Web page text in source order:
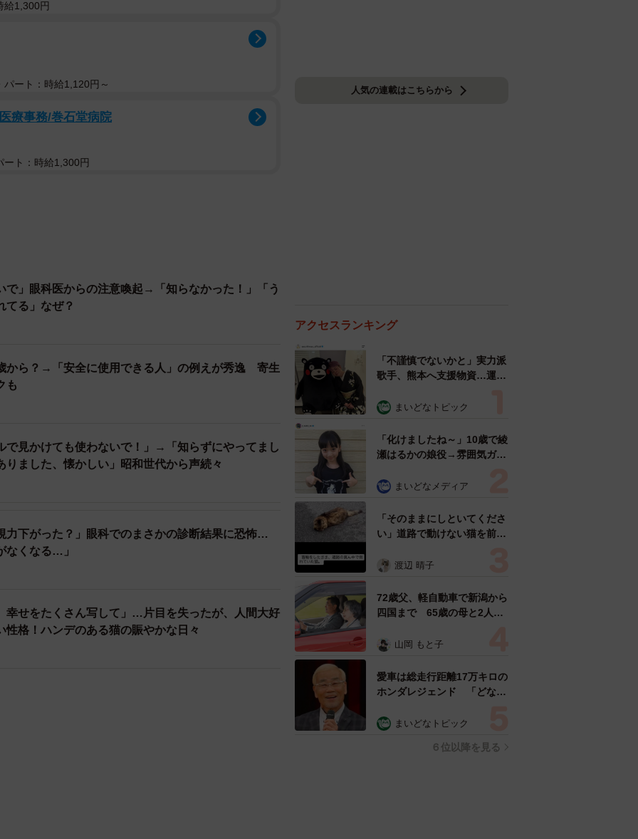
給1,300円
パート：時給1,120円～
療事務/巻⽯堂病院
ート：時給1,300円
で」眼科医からの注意喚起→「知らなかった！」「う
てる」なぜ？
から？→「安全に使用できる人」の例えが秀逸 寄生
も
で見かけても使わないで！」→「知らずにやってまし
ました、懐かしい」昭和世代から声続々
力下がった？」眼科でのまさかの診断結果に恐怖…
なくなる…」
幸せをたくさん写して」…片目を失ったが、人間大好
性格！ハンデのある猫の賑やかな日々
人気の連載はこちらから
アクセスランキング
「不謹慎でないかと」実力派
歌手、熊本へ支援物資…運搬
めらい 「痛いほど伝わる」
まいどなトピック
「化けましたね～」10歳で綾
瀬はるかの娘役→雰囲気ガラ
雰囲気が」「宝塚に入れそ
まいどなメディア
「そのままにしといてくださ
い」道路で動けない猫を前に
ようとした4日間 「命の重
表の訴え
渡辺 晴子
72歳父、軽自動車で新潟から
四国まで 65歳の母と2人で
憩まで分刻み… 「大学生で
山岡 もと子
愛車は総走行距離17万キロの
ホンダレジェンド 「どなた
所漫才師が譲渡の意向
まいどなトピック
６位以降を見る